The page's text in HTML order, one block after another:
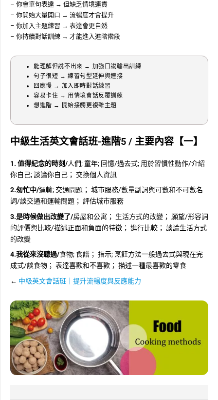
– 你會單句表達 → 但缺乏情境連貫
– 你開始大量開口 → 流暢度才會提升
– 你加入主題練習 → 表達會更自然
– 你持續對話訓練 → 才能進入進階階段
能理解但說不出來 → 加強口說輸出訓練
句子很短 → 練習句型延伸與連接
回應慢 → 加入即時對話練習
容易卡住 → 用情境會話反覆訓練
想進階 → 開始接觸更複雜主題
中級生活英文會話班-進階5 / 主要內容【一】
1. 值得紀念的時刻/人們; 童年; 回憶/過去式; 用於習慣性動作/介紹
你自己; 談論你自己； 交換個人資訊
2.匆忙中/運輸; 交通問題； 城市服務/數量副詞與可數和不可數名
詞/談交通和運輸問題； 評估城市服務
3.是時候做出改變了/房屋和公寓； 生活方式的改變； 願望/形容詞
的評價與比較/描述正面和負面的特徵； 進行比較； 談論生活方式
的改變
4.我從來沒聽過/食物; 食譜； 指示; 烹飪方法一般過去式與現在完
成式/談食物； 表達喜歡和不喜歡； 描述一種最喜歡的零食
← 中級英文會話班｜提升流暢度與反應能力